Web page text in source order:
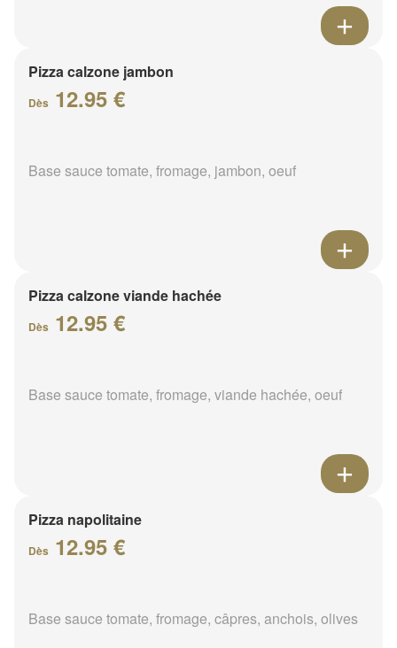
Pizza calzone jambon
Dès 12.95 €
Base sauce tomate, fromage, jambon, oeuf
Pizza calzone viande hachée
Dès 12.95 €
Base sauce tomate, fromage, viande hachée, oeuf
Pizza napolitaine
Dès 12.95 €
Base sauce tomate, fromage, câpres, anchois, olives